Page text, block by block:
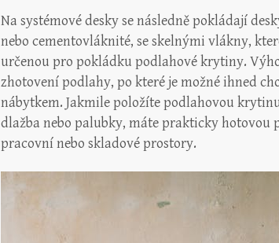
Na systémové desky se následně pokládají
nebo cementovláknité, se skelnými vlákny,
určenou pro pokládku podlahové krytiny.
zhotovení podlahy, po které je možné ihned
nábytkem. Jakmile položíte podlahovou
dlažba nebo palubky, máte prakticky
pracovní nebo skladové prostory.